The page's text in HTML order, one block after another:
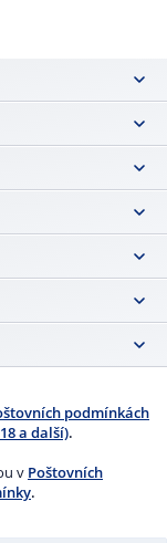
poštovních
a v případě ztráty
vzniklou poškozením
výše 908 Kč.
10 g).
podmínkách
a další).
v Poštovních
.